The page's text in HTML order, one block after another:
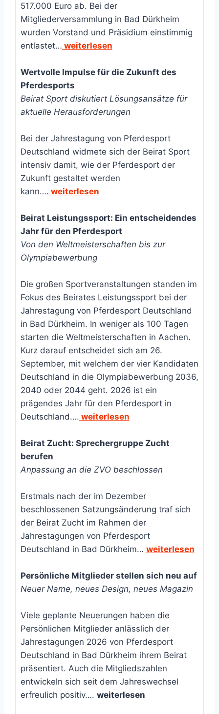
517.000 Euro ab. Bei der
Mitgliederversammlung in Bad Dürkheim
wurden Vorstand und Präsidium einstimmig
entlastet… weiterlesen
Wertvolle Impulse für die Zukunft des
Pferdesports
Beirat Sport diskutiert Lösungsansätze für
aktuelle Herausforderungen
Bei der Jahrestagung von Pferdesport
Deutschland widmete sich der Beirat Sport
intensiv damit, wie der Pferdesport der
Zukunft gestaltet werden
kann…. weiterlesen
Beirat Leistungssport: Ein entscheidendes
Jahr für den Pferdesport
Von den Weltmeisterschaften bis zur
Olympiabewerbung
Die großen Sportveranstaltungen standen im
Fokus des Beirates Leistungssport bei der
Jahrestagung von Pferdesport Deutschland
in Bad Dürkheim. In weniger als 100 Tagen
starten die Weltmeisterschaften in Aachen.
Kurz darauf entscheidet sich am 26.
September, mit welchem der vier Kandidaten
Deutschland in die Olympiabewerbung 2036,
2040 oder 2044 geht. 2026 ist ein
prägendes Jahr für den Pferdesport in
Deutschland…. weiterlesen
Beirat Zucht: Sprechergruppe Zucht
berufen
Anpassung an die ZVO beschlossen
Erstmals nach der im Dezember
beschlossenen Satzungsänderung traf sich
der Beirat Zucht im Rahmen der
Jahrestagungen von Pferdesport
Deutschland in Bad Dürkheim… weiterlesen
Persönliche Mitglieder stellen sich neu auf
Neuer Name, neues Design, neues Magazin
Viele geplante Neuerungen haben die
Persönlichen Mitglieder anlässlich der
Jahrestagungen 2026 von Pferdesport
Deutschland in Bad Dürkheim ihrem Beirat
präsentiert. Auch die Mitgliedszahlen
entwickeln sich seit dem Jahreswechsel
erfreulich positiv…. weiterlesen